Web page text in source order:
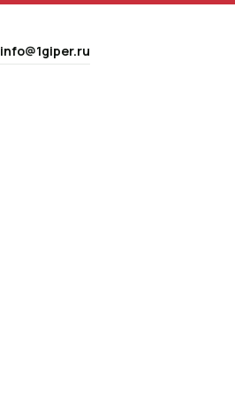
info@1giper.ru